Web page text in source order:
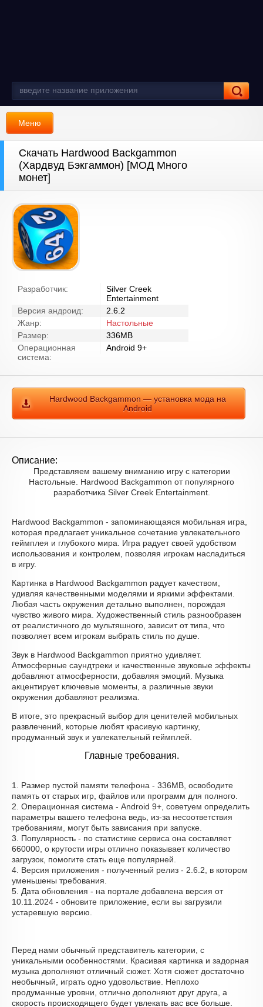
Меню
Скачать Hardwood Backgammon
(Хардвуд Бэкгаммон) [МОД Много
монет]
Разработчик:
Silver Creek
Entertainment
Версия андроид:
2.6.2
Жанр:
Настольные
Размер:
336MB
Операционная
система:
Android 9+
Hardwood Backgammon — установка мода на
Android
Описание:
Представляем вашему вниманию игру с категории
Настольные. Hardwood Backgammon от популярного
разработчика Silver Creek Entertainment.
Hardwood Backgammon - запоминающаяся мобильная игра,
которая предлагает уникальное сочетание увлекательного
геймплея и глубокого мира. Игра радует своей удобством
использования и контролем, позволяя игрокам насладиться
в игру.
Картинка в Hardwood Backgammon радует качеством,
удивляя качественными моделями и яркими эффектами.
Любая часть окружения детально выполнен, порождая
чувство живого мира. Художественный стиль разнообразен
от реалистичного до мультяшного, зависит от типа, что
позволяет всем игрокам выбрать стиль по душе.
Звук в Hardwood Backgammon приятно удивляет.
Атмосферные саундтреки и качественные звуковые эффекты
добавляют атмосферности, добавляя эмоций. Музыка
акцентирует ключевые моменты, а различные звуки
окружения добавляют реализма.
В итоге, это прекрасный выбор для ценителей мобильных
развлечений, которые любят красивую картинку,
продуманный звук и увлекательный геймплей.
Главные требования.
1. Размер пустой памяти телефона - 336MB, освободите
память от старых игр, файлов или программ для полного.
2. Операционная система - Android 9+, советуем определить
параметры вашего телефона ведь, из-за несоответствия
требованиям, могут быть зависания при запуске.
3. Популярность - по статистике сервиса она составляет
660000, о крутости игры отлично показывает количество
загрузок, помогите стать еще популярней.
4. Версия приложения - полученный релиз - 2.6.2, в котором
уменьшены требования.
5. Дата обновления - на портале добавлена версия от
10.11.2024 - обновите приложение, если вы загрузили
устаревшую версию.
Перед нами обычный представитель категории, с
уникальными особенностями. Красивая картинка и задорная
музыка дополняют отличный сюжет. Хотя сюжет достаточно
необычный, играть одно удовольствие. Неплохо
продуманные уровни, отлично дополняют друг друга, а
скорость происходящего будет увлекать вас все больше.